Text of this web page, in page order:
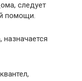
следует
помощи.
назначается